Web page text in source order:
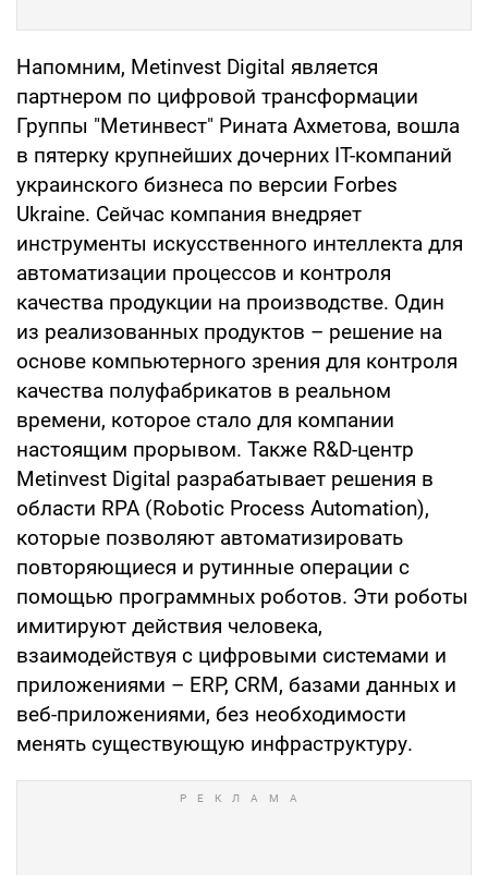
Напомним, Metinvest Digital является
партнером по цифровой трансформации
Группы "Метинвест" Рината Ахметова, вошла
в пятерку крупнейших дочерних IT-компаний
украинского бизнеса по версии Forbes
Ukraine. Сейчас компания внедряет
инструменты искусственного интеллекта для
автоматизации процессов и контроля
качества продукции на производстве. Один
из реализованных продуктов – решение на
основе компьютерного зрения для контроля
качества полуфабрикатов в реальном
времени, которое стало для компании
настоящим прорывом. Также R&D-центр
Metinvest Digital разрабатывает решения в
области RPA (Robotic Process Automation),
которые позволяют автоматизировать
повторяющиеся и рутинные операции с
помощью программных роботов. Эти роботы
имитируют действия человека,
взаимодействуя с цифровыми системами и
приложениями – ERP, CRM, базами данных и
веб-приложениями, без необходимости
менять существующую инфраструктуру.